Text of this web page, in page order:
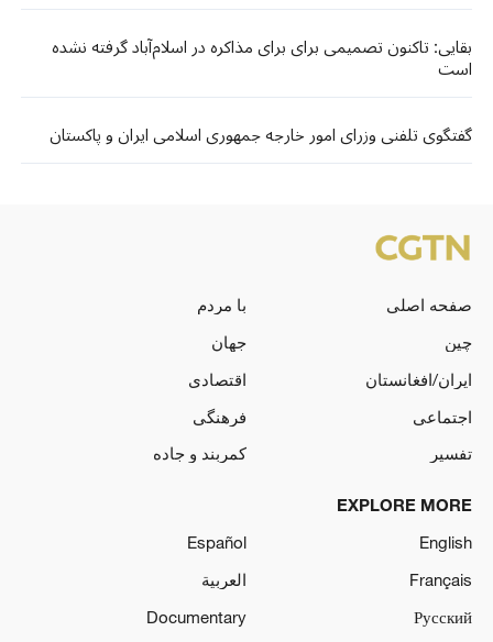
بقایی: تاکنون تصمیمی برای برای مذاکره در اسلام‌آباد گرفته نشده
است
گفتگوی تلفنی وزرای امور خارجه جمهوری اسلامی ایران و پاکستان
صفحه اصلی
با مردم
چین
جهان
ایران/افغانستان
اقتصادی
اجتماعی
فرهنگی
تفسیر
کمربند و جاده
EXPLORE MORE
English
Español
Français
العربية
Русский
Documentary